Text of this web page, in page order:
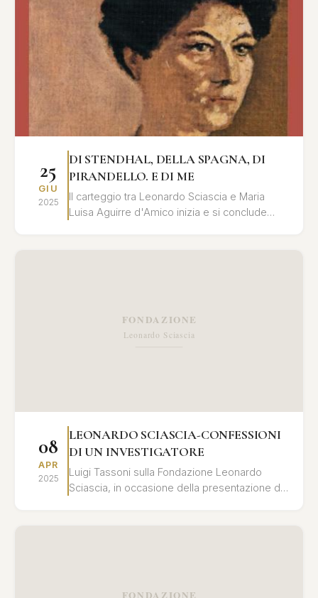
25
GIU
2025
DI STENDHAL, DELLA SPAGNA, DI
PIRANDELLO. E DI ME
Il carteggio tra Leonardo Sciascia e Maria
Luisa Aguirre d'Amico inizia e si conclude
08
APR
2025
LEONARDO SCIASCIA-CONFESSIONI
DI UN INVESTIGATORE
Luigi Tassoni sulla Fondazione Leonardo
Sciascia, in occasione della presentazione del